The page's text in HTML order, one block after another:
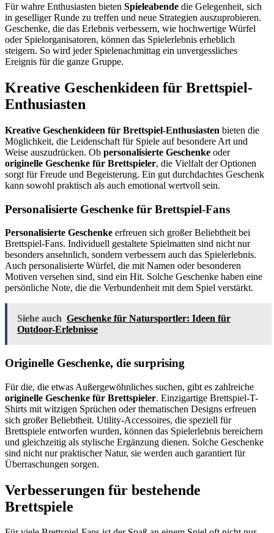
Für wahre Enthusiasten bieten Spieleabende die Gelegenheit, sich
in geselliger Runde zu treffen und neue Strategien auszuprobieren.
Geschenke, die das Erlebnis verbessern, wie hochwertige Würfel
oder Spielorganisatoren, können das Spielerlebnis erheblich
steigern. So wird jeder Spielenachmittag ein unvergessliches
Ereignis für die ganze Gruppe.
Kreative Geschenkideen für Brettspiel-
Enthusiasten
Kreative Geschenkideen für Brettspiel-Enthusiasten bieten die
Möglichkeit, die Leidenschaft für Spiele auf besondere Art und
Weise auszudrücken. Ob personalisierte Geschenke oder
originelle Geschenke für Brettspieler, die Vielfalt der Optionen
sorgt für Freude und Begeisterung. Ein gut durchdachtes Geschenk
kann sowohl praktisch als auch emotional wertvoll sein.
Personalisierte Geschenke für Brettspiel-Fans
Personalisierte Geschenke erfreuen sich großer Beliebtheit bei
Brettspiel-Fans. Individuell gestaltete Spielmatten sind nicht nur
besonders ansehnlich, sondern verbessern auch das Spielerlebnis.
Auch personalisierte Würfel, die mit Namen oder besonderen
Motiven versehen sind, sind ein Hit. Solche Geschenke haben eine
persönliche Note, die die Verbundenheit mit dem Spiel verstärkt.
Siehe auch Geschenke für Natursportler: Ideen für
Outdoor-Erlebnisse
Originelle Geschenke, die surprising
Für die, die etwas Außergewöhnliches suchen, gibt es zahlreiche
originelle Geschenke für Brettspieler. Einzigartige Brettspiel-T-
Shirts mit witzigen Sprüchen oder thematischen Designs erfreuen
sich großer Beliebtheit. Utility-Accessoires, die speziell für
Brettspiele entworfen wurden, können das Spielerlebnis bereichern
und gleichzeitig als stylische Ergänzung dienen. Solche Geschenke
sind nicht nur praktischer Natur, sie werden auch garantiert für
Überraschungen sorgen.
Verbesserungen für bestehende
Brettspiele